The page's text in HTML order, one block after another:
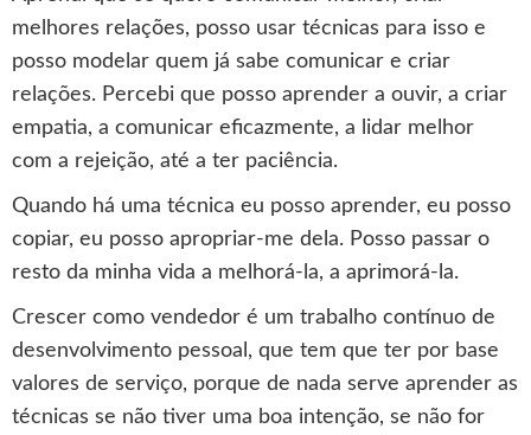
melhores relações, posso usar técnicas para isso e
posso modelar quem já sabe comunicar e criar
relações. Percebi que posso aprender a ouvir, a criar
empatia, a comunicar eficazmente, a lidar melhor
com a rejeição, até a ter paciência.
Quando há uma técnica eu posso aprender, eu posso
copiar, eu posso apropriar-me dela. Posso passar o
resto da minha vida a melhorá-la, a aprimorá-la.
Crescer como vendedor é um trabalho contínuo de
desenvolvimento pessoal, que tem que ter por base
valores de serviço, porque de nada serve aprender as
técnicas se não tiver uma boa intenção, se não for